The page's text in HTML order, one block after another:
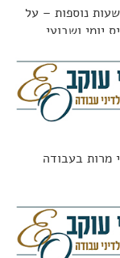
נוספות – על
יומי ושבועי
מרות בעבודה